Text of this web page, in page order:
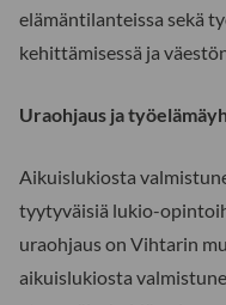
elämäntilanteissa sekä
kehittämisessä ja
Uraohjaus ja
Aikuislukiosta
tyytyväisiä lukio-
uraohjaus on Vihtarin
aikuislukiosta